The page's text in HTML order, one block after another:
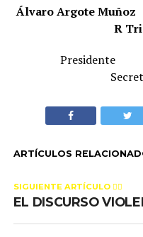
Álvaro Argote Muñoz
R
ARTÍCULOS
SIGUIENTE ARTÍCULO 👈🏻
EL DISCURSO